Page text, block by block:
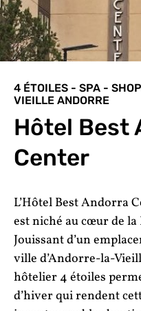
4 ÉTOILES - SPA -
VIEILLE ANDORRE
Hôtel Best
Center
L’Hôtel Best Andorra
est niché au cœur de
Jouissant d’un
ville d’Andorre-la-
hôtelier 4 étoiles
d’hiver qui rendent